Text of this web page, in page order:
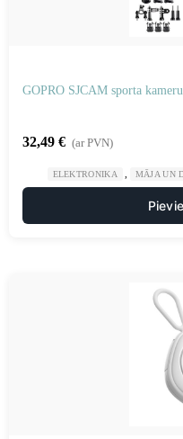
GOPRO SJCAM sporta
32,49 € (ar PVN)
ELEKTRONIKA MĀJA UN